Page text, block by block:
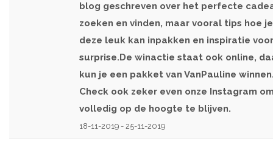
blog geschreven over het perfecte
zoeken en vinden, maar vooral tips hoe je
deze leuk kan inpakken en inspiratie
surprise.De winactie staat ook online,
kun je een pakket van VanPauline
Check ook zeker even onze Instagram
volledig op de hoogte te blijven.
18-11-2019 - 25-11-2019